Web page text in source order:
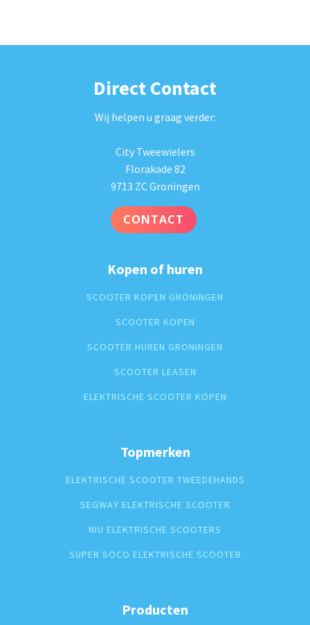
Direct Contact
Wij helpen u graag verder:
City Tweewielers
Florakade 82
9713 ZC Groningen
CONTACT
Kopen of huren
SCOOTER KOPEN GRONINGEN
SCOOTER KOPEN
SCOOTER HUREN GRONINGEN
SCOOTER LEASEN
ELEKTRISCHE SCOOTER KOPEN
Topmerken
ELEKTRISCHE SCOOTER TWEEDEHANDS
SEGWAY ELEKTRISCHE SCOOTER
NIU ELEKTRISCHE SCOOTERS
SUPER SOCO ELEKTRISCHE SCOOTER
Producten